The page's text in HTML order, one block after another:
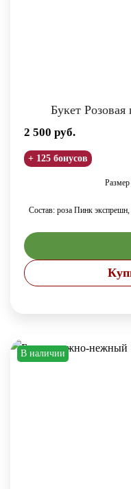
Букет
2 500 руб.
+ 125 бонусов
Размер
Состав: роза Пинк
В наличии